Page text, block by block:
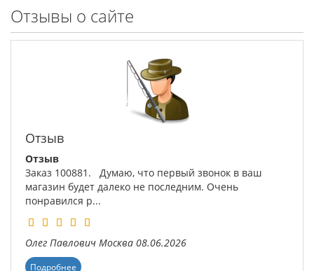
Отзывы о сайте
Отзыв
Отзыв
Заказ 100881. Думаю, что первый звонок в ваш
магазин будет далеко не последним. Очень
понравился р...
Олег Павлович Москва 08.06.2026
Подробнее